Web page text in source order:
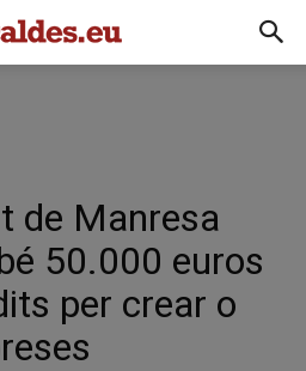
de Manresa
50.000 euros
per crear o